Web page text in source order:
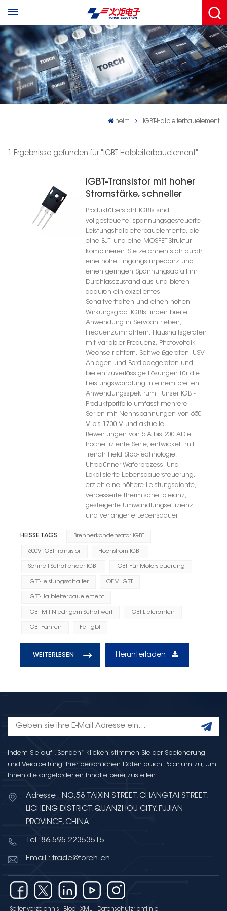
heim IGBT-Halbleiterbauelement
1 Ergebnisse gefunden für "IGBT-Halbleiterbauelement"
IGBT-Transistor mit hoher
Stromstärke, schneller
Schaltgeschwindigkeit und
geringen Schaltverlusten
Produktübersicht IGBTs sind
vollgesteuerte, spannungsgesteuerte
Leistungshalbleiterbauelemente, die
eine BJT- und eine MOSFET-Struktur
kombinieren. Sie zeichnen sich durch
eine hohe Eingangsimpedanz und
einen geringen Spannungsabfall im
Durchlasszustand aus und bieten
dadurch ein exzellentes
Schaltverhalten und einen hohen
Wirkungsgrad. IGBTs finden breite
Anwendung in Servoantrieben,
Frequenzumrichtern, Haushaltsgeräten
mit variabler Frequenz, Photovoltaik-
Wechselrichtern, Schweißgeräten, USV-
Anlagen und Bordladegeräten und
bieten zuverlässige Lösungen für die
Leistungswandlung in einem breiten
Anwendungsspektrum. Unser IGBT-
Produktportfolio umfasst mehrere
Serien mit Nennspannungen von 650
V bis 1700 V und aktuelle
Bewertungen von 5 A bis 200 ADie
hocheffiziente Serie, entwickelt mit
Trench Field Stop-Technologie,
Ultradünner Waferprozess, Und
Lokalisierte Lebensdauersteuerung,
erzielt eine höhere Leistungsdichte,
verbesserte thermische Toleranz,
gesteigerte Umwandlungseffizienz
und verlängerte Lebensdauer.
HEISSE TAGS : Brennerkondensator IGBT
600V IGBT-Transistor Hochstrom-IGBT
Schnell Schaltender IGBT IGBT Für Motorsteuerung
IGBT-Leistungsschalter OEM IGBT
IGBT-Halbleiterbauelement
IGBT Mit Niedrigem Schaltwert IGBT-Lieferanten
IGBT-Fahren Fet Igbt
WEITERLESEN Herunterladen
Indem Sie auf „Senden“ klicken, stimmen Sie der Speicherung
und Verarbeitung Ihrer persönlichen Daten durch Polarium zu, um
Ihnen die angeforderten Inhalte bereitzustellen.
Adresse : NO.58 TAIXIN STREET, CHANGTAI STREET,
LICHENG DISTRICT, QUANZHOU CITY, FUJIAN
PROVINCE, CHINA
Tel :86-595-22353515
Email : trade@torch.cn
Seitenverzeichnis Blog XML Datenschutzrichtlinie